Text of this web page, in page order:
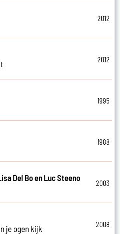
2012
2012
1995
1988
Del Bo en Luc Steeno
2003
je ogen kijk
2008